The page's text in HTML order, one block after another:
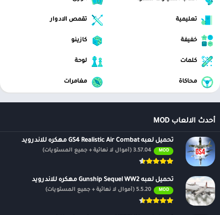
التخزين ، فإن الحد الوحيد لمقدار التصوير هو مدى تحمُّل موضوعاتك ومقدار
التفاصيل في التعليقات أو مراسلتنا عبر البريد الإلكتروني ، شكرًا لدعمك
لمحرر الفيديو Vidsoftech!
والبرامج وتحديثات مستمرة اول بأول على، متجر العاب مهكرة.
تعليمية تقمص الادوار
خفيفة كازينو
كلمات لوحة
محاكاة مغامرات
أحدث الالعاب MOD
تحميل لعبه GS4 Realistic Air Combat مهكره للاندرويد
MOD 3.57.04 (أموال لا نهائية + جميع المستويات)
تحميل لعبه Gunship Sequel WW2 مهكره للاندرويد
MOD 5.5.20 (أموال لا نهائية + جميع المستويات)